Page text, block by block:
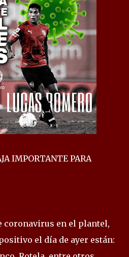
IMPORTANTE PARA
coronavirus en el plantel,
el día de ayer están: